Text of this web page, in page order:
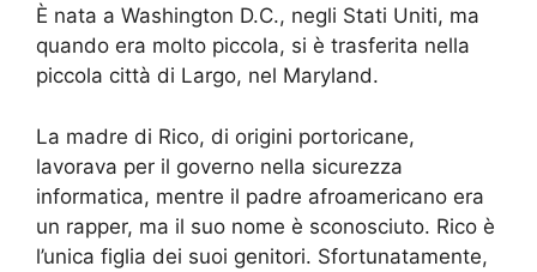
È nata a Washington D.C., negli Stati Uniti, ma
quando era molto piccola, si è trasferita nella
piccola città di Largo, nel Maryland.
La madre di Rico, di origini portoricane,
lavorava per il governo nella sicurezza
informatica, mentre il padre afroamericano era
un rapper, ma il suo nome è sconosciuto. Rico è
l’unica figlia dei suoi genitori. Sfortunatamente,